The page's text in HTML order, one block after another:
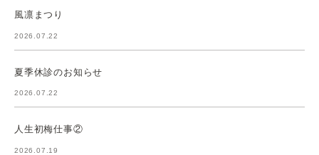
風凛まつり
2026.07.22
夏季休診のお知らせ
2026.07.22
人生初梅仕事②
2026.07.19